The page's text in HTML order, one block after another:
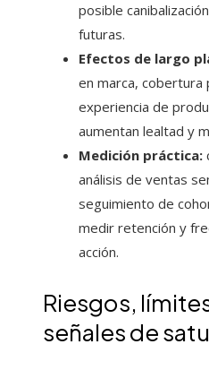
posible
futuras.
Efectos de largo
en marca, cobertura
experiencia de
aumentan lealtad y
Medición práctica:
análisis de ventas
seguimiento de
medir retención y
acción.
Riesgos,
señales de